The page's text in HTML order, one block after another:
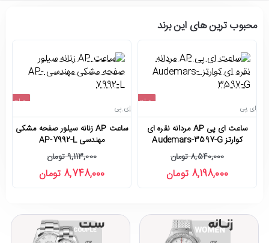
محبوب ترین های این برند
حراج
-4%
ای پی
ساعت ای پی AP مردانه نقره ای
کوارتز Audemars-3597-G
8,198,000 تومان
8,540,000 تومان
حراج
-4%
ای پی
ساعت AP زنانه سیلور صفحه مشکی
مهندسی AP-7992-L
8,748,000 تومان
9,113,000 تومان